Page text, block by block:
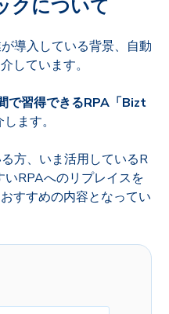
クについて
導入している背景、自動
しています。
で習得できるRPA「Bizt
ます。
方、いま活用しているR
RPAへのリプレイスを
すすめの内容となってい